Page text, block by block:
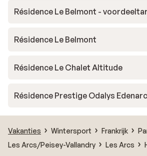
Résidence Le Belmont -
Résidence Le Belmont
Résidence Le Chalet Altitude
Résidence Prestige Odalys Edenarc
Vakanties Wintersport Frankrijk
Les Arcs/Peisey-Vallandry
Les Arcs